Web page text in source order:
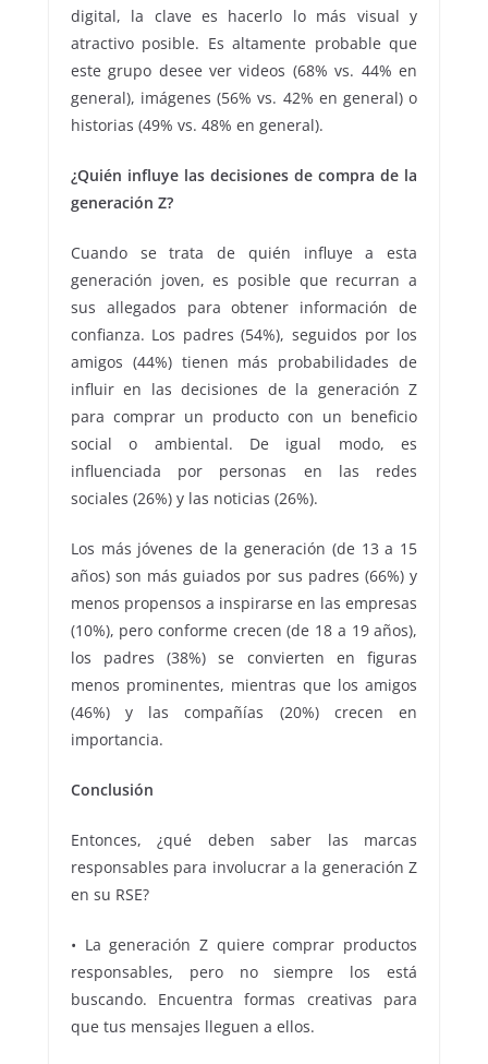
digital, la clave es hacerlo lo más visual y
atractivo posible. Es altamente probable que
este grupo desee ver videos (68% vs. 44% en
general), imágenes (56% vs. 42% en general) o
historias (49% vs. 48% en general).
¿Quién influye las decisiones de compra de la
generación Z?
Cuando se trata de quién influye a esta
generación joven, es posible que recurran a
sus allegados para obtener información de
confianza. Los padres (54%), seguidos por los
amigos (44%) tienen más probabilidades de
influir en las decisiones de la generación Z
para comprar un producto con un beneficio
social o ambiental. De igual modo, es
influenciada por personas en las redes
sociales (26%) y las noticias (26%).
Los más jóvenes de la generación (de 13 a 15
años) son más guiados por sus padres (66%) y
menos propensos a inspirarse en las empresas
(10%), pero conforme crecen (de 18 a 19 años),
los padres (38%) se convierten en figuras
menos prominentes, mientras que los amigos
(46%) y las compañías (20%) crecen en
importancia.
Conclusión
Entonces, ¿qué deben saber las marcas
responsables para involucrar a la generación Z
en su RSE?
• La generación Z quiere comprar productos
responsables, pero no siempre los está
buscando. Encuentra formas creativas para
que tus mensajes lleguen a ellos.